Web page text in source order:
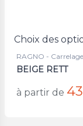
Choix des
RAGNO - Carrelage
BEIGE RETT
à partir de